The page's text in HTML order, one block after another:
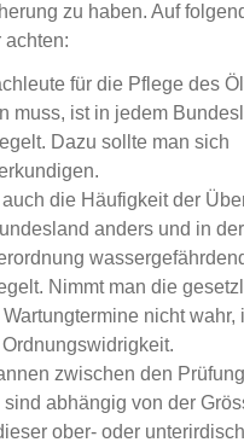
zu haben. Auf
achten:
für die Pflege des
muss, ist in jedem
Dazu sollte man sich
die Häufigkeit der
anders und in der
Nimmt man die
nicht wahr,
zwischen den
sind abhängig von der
ober- oder unterirdisch